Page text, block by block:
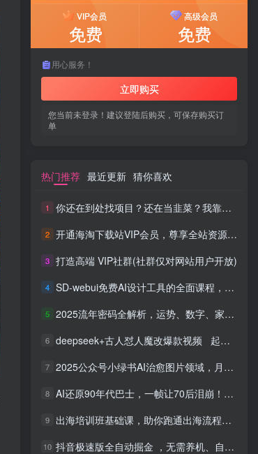
VIP会员
免费
高级会员
免费
用心服务！
立即购买
您当前未登录！建议登陆后购买，可保存购买订
单
热门推荐 最近更新 猜你喜欢
1 你还在到处找项目？还在当韭菜？我靠网创资源站一个月收入5万+，曾经我也是个失败者。
2 开通海淘下载站VIP会员，尊享全站资源免费下载，享80%的推广提成！！【限时五折优惠】
3 打造高端 VIP社群(社群仅对网站用户开放)
4 SD-webui免费AI设计工具的全面课程，涵盖从软件安装到高级应用的全流程
5 2025流年密码全解析，运势、数字、家庭三位一体
6 deepseek+古人怼人魔改爆款视频 起号快 爆款多 每天五分钟 变现路子非常广 日入四位数 小白 宝妈 上班族副业 都可以轻松闭眼搞钱
7 2025公众号小绿书AI治愈图片领域，月入过W，蓝海赛道【附工具+指令】
8 AI还原90年代巴士，一帧让70后泪崩！播放量碾压90%怀旧号，每天10分钟，日入4位数
9 出海培训班基础课，助你跑通出海流程，实战案例拆解，含 TikTok 榜单资源
10 抖音极速版全自动掘金 ，无需养机、自动化不封号，全程脱离人工，全自动运行【揭秘】